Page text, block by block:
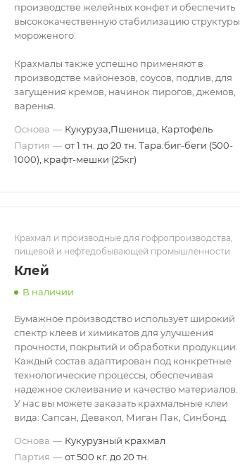
производстве желейных конфет и обеспечить
высококачественную стабилизацию структуры
мороженого.
Крахмалы также успешно применяют в
производстве майонезов, соусов, подлив, для
загущения кремов, начинок пирогов, джемов,
варенья.
Основа — Кукуруза,Пшеница, Картофель
Партия — от 1 тн. до 20 тн. Тара:биг-беги (500-
1000), крафт-мешки (25кг)
Крахмал и производные для гофропроизводства,
пищевой и нефтедобывающей промышленности
Клей
В наличии
Бумажное производство использует широкий
спектр клеев и химикатов для улучшения
прочности, покрытий и обработки продукции.
Каждый состав адаптирован под конкретные
технологические процессы, обеспечивая
надежное склеивание и качество материалов.
У нас вы можете заказать крахмальные клеи
вида: Сапсан, Девакол, Миган Пак, Синбонд.
Основа — Кукурузный крахмал
Партия — от 500 кг. до 20 тн.